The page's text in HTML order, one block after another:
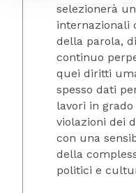
selezionerà
internazionali
della parola,
continuo
quei diritti
spesso dati
lavori in
violazioni dei
con una
della
politici e